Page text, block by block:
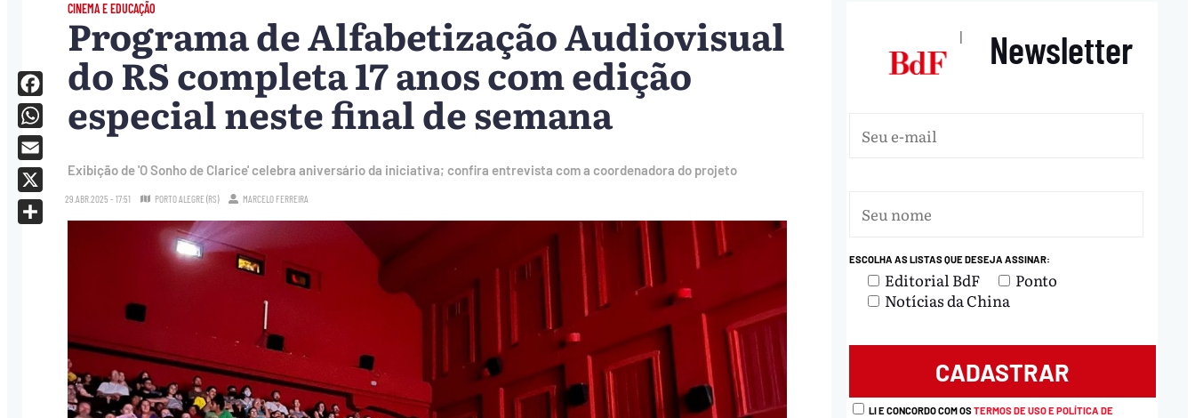
CINEMA E EDUCAÇÃO
Programa de Alfabetização Audiovisual
do RS completa 17 anos com edição
especial neste final de semana
Exibição de 'O Sonho de Clarice' celebra aniversário da iniciativa; confira entrevista com a coordenadora do projeto
29.ABR.2025 - 17:51 PORTO ALEGRE (RS) MARCELO FERREIRA
Facebook
WhatsApp
Email
X
| Newsletter
ESCOLHA AS LISTAS QUE DESEJA ASSINAR:
Editorial BdF
Ponto
Notícias da China
LI E CONCORDO COM OSTERMOS DE USO E POLÍTICA DE